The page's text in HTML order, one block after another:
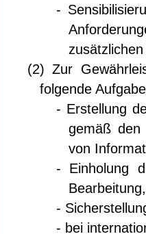
-
(2) Zur
folgende
- Erstellung
gemäß den
von
- Einholung
Bearbeitung,
-
- bei